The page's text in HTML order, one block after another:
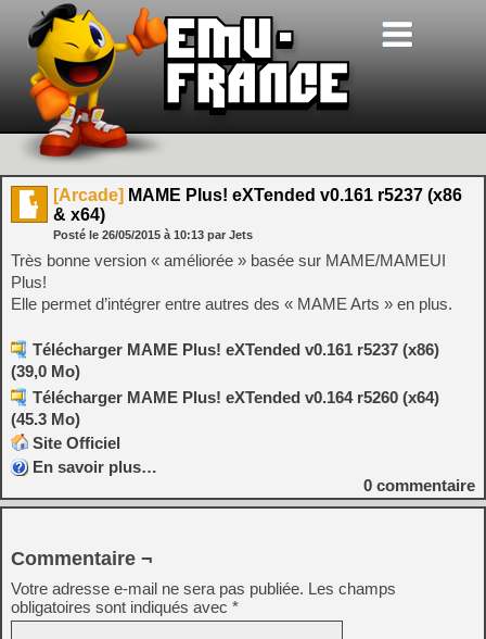
[Arcade] MAME Plus! eXTended v0.161 r5237 (x86
& x64)
Posté le 26/05/2015 à 10:13 par Jets
Très bonne version « améliorée » basée sur MAME/MAMEUI
Plus!
Elle permet d’intégrer entre autres des « MAME Arts » en plus.
Télécharger MAME Plus! eXTended v0.161 r5237 (x86)
(39,0 Mo)
Télécharger MAME Plus! eXTended v0.164 r5260 (x64)
(45.3 Mo)
Site Officiel
En savoir plus…
0 commentaire
Commentaire ¬
Votre adresse e-mail ne sera pas publiée. Les champs
obligatoires sont indiqués avec *